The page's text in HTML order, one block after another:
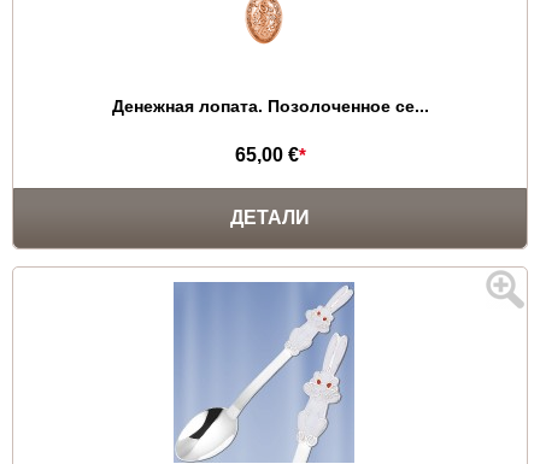
Денежная лопата. Позолоченное се...
65,00 €*
ДЕТАЛИ